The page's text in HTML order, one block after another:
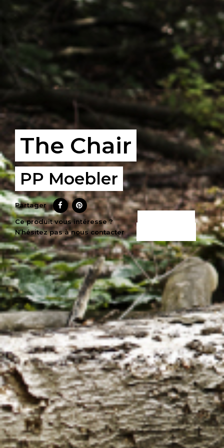
The Chair
PP Moebler
Partager
Ce produit vous intéresse ?
N’hésitez pas à nous contacter
M’INTÉRESSE